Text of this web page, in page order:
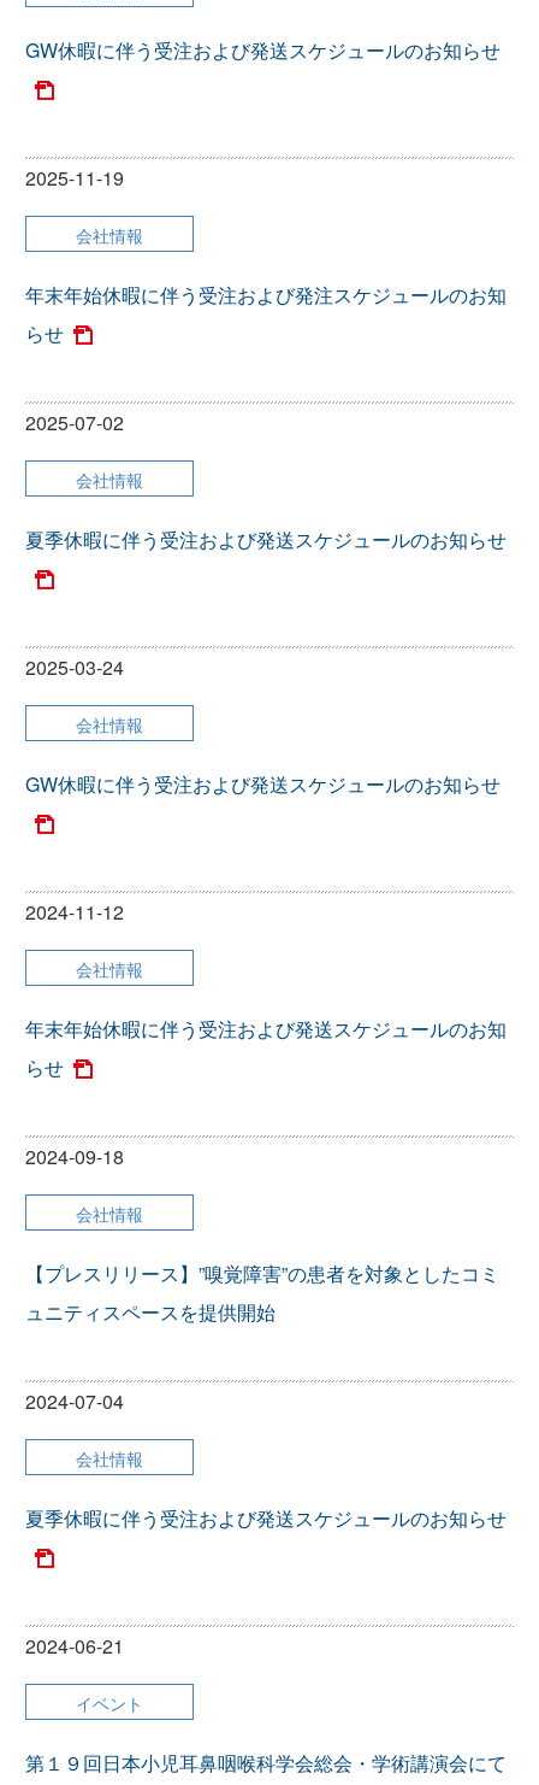
GW休暇に伴う受注および発送スケジュールのお知らせ
2025-11-19
会社情報
年末年始休暇に伴う受注および発注スケジュールのお知
らせ
2025-07-02
会社情報
夏季休暇に伴う受注および発送スケジュールのお知らせ
2025-03-24
会社情報
GW休暇に伴う受注および発送スケジュールのお知らせ
2024-11-12
会社情報
年末年始休暇に伴う受注および発送スケジュールのお知
らせ
2024-09-18
会社情報
【プレスリリース】”嗅覚障害”の患者を対象としたコミ
ュニティスペースを提供開始
2024-07-04
会社情報
夏季休暇に伴う受注および発送スケジュールのお知らせ
2024-06-21
イベント
第１９回日本小児耳鼻咽喉科学会総会・学術講演会にて